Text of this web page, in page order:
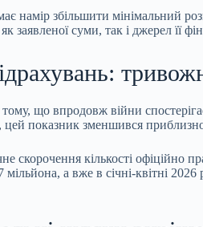
намір збільшити мінімальний
заявленої суми, так і джерел її
що впродовж війни
показник зменшився
скорочення кількості
а вже в січні-квітні